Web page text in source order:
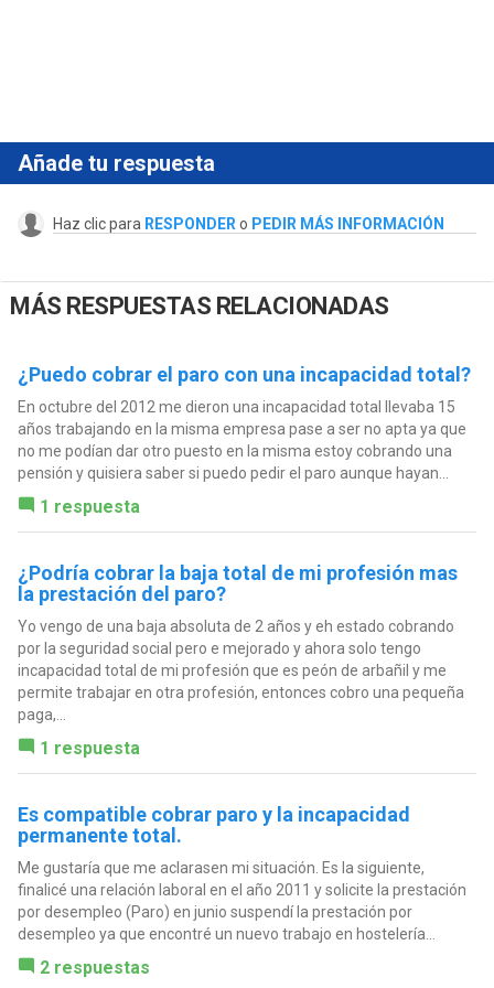
Añade tu respuesta
Haz clic para RESPONDER o PEDIR MÁS INFORMACIÓN
MÁS RESPUESTAS RELACIONADAS
¿Puedo cobrar el paro con una incapacidad total?
En octubre del 2012 me dieron una incapacidad total llevaba 15
años trabajando en la misma empresa pase a ser no apta ya que
no me podían dar otro puesto en la misma estoy cobrando una
pensión y quisiera saber si puedo pedir el paro aunque hayan...
1 respuesta
¿Podría cobrar la baja total de mi profesión mas
la prestación del paro?
Yo vengo de una baja absoluta de 2 años y eh estado cobrando
por la seguridad social pero e mejorado y ahora solo tengo
incapacidad total de mi profesión que es peón de arbañil y me
permite trabajar en otra profesión, entonces cobro una pequeña
paga,...
1 respuesta
Es compatible cobrar paro y la incapacidad
permanente total.
Me gustaría que me aclarasen mi situación. Es la siguiente,
finalicé una relación laboral en el año 2011 y solicite la prestación
por desempleo (Paro) en junio suspendí la prestación por
desempleo ya que encontré un nuevo trabajo en hostelería...
2 respuestas